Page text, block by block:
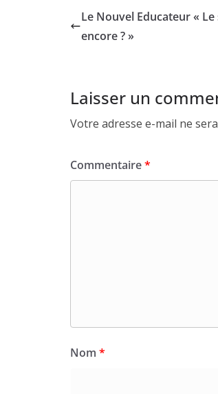
Le Nouvel Educateur «
encore ? »
Laisser un
Votre adresse e-mail ne
Commentaire*
Nom *